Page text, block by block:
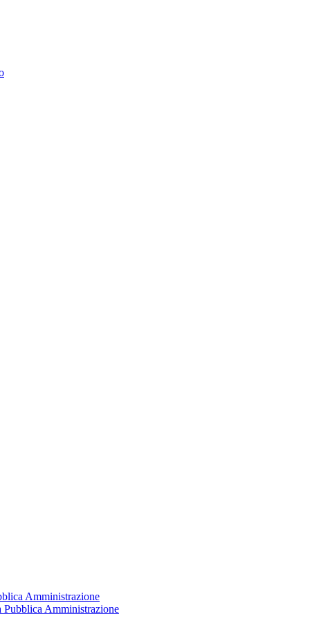
Amministrazione
Amministrazione